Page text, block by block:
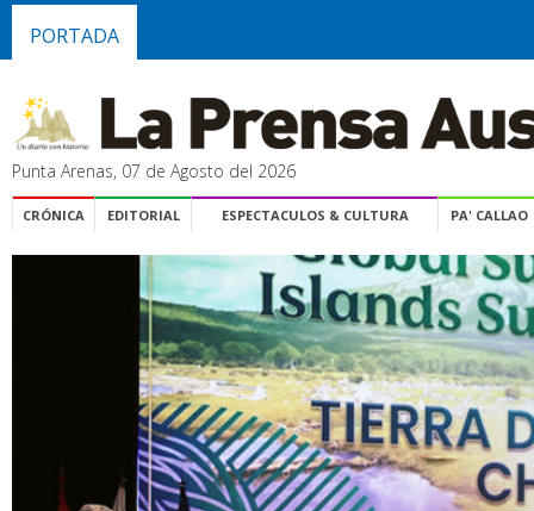
PORTADA
Punta Arenas, 07 de Agosto del 2026
CRÓNICA EDITORIAL ESPECTACULOS & CULTURA PA' CALLAO